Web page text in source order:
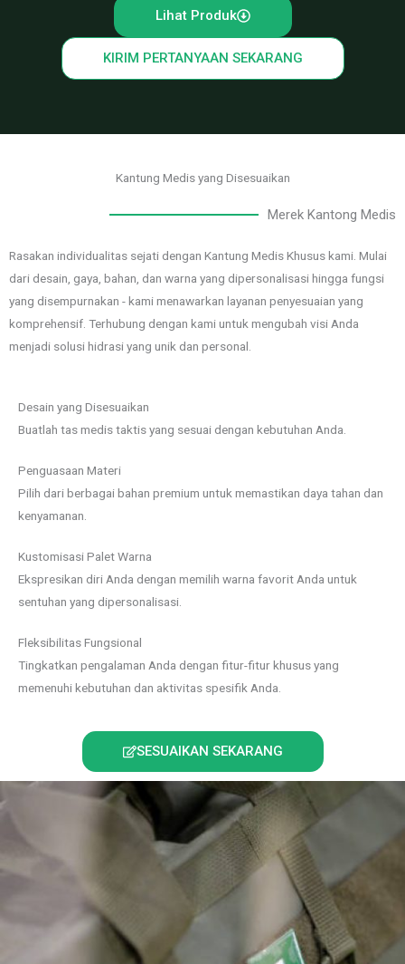
Lihat Produk
KIRIM PERTANYAAN SEKARANG
Kantung Medis yang Disesuaikan
Merek Kantong Medis
Rasakan individualitas sejati dengan Kantung Medis Khusus kami. Mulai
dari desain, gaya, bahan, dan warna yang dipersonalisasi hingga fungsi
yang disempurnakan - kami menawarkan layanan penyesuaian yang
komprehensif. Terhubung dengan kami untuk mengubah visi Anda
menjadi solusi hidrasi yang unik dan personal.
Desain yang Disesuaikan
Buatlah tas medis taktis yang sesuai dengan kebutuhan Anda.
Penguasaan Materi
Pilih dari berbagai bahan premium untuk memastikan daya tahan dan
kenyamanan.
Kustomisasi Palet Warna
Ekspresikan diri Anda dengan memilih warna favorit Anda untuk
sentuhan yang dipersonalisasi.
Fleksibilitas Fungsional
Tingkatkan pengalaman Anda dengan fitur-fitur khusus yang
memenuhi kebutuhan dan aktivitas spesifik Anda.
SESUAIKAN SEKARANG